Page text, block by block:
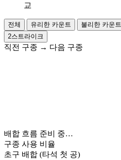
교
전체 유리한 카운트 불리한 카운트
2스트라이크
직전 구종 → 다음 구종
배합 흐름 준비 중…
구종 사용 비율
초구 배합 (타석 첫 공)